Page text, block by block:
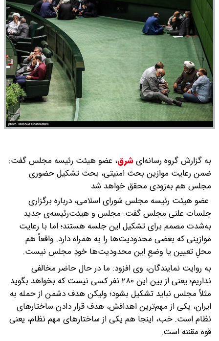
به گزارش گروه رسانه‌ایشرق، عضو هیئت رئیسه مجلس گفت:
ضمن رعایت موازین بحث امنیتی، بحث تشکیل حضوری
مجلس هم به‌زودی محقق خواهد شد
عضو هیئت رئیسه مجلس شورای اسلامی، درباره برگزاری
جلسات علنی مجلس گفت: مجلس و هیئت‌رئیسه‌ی جدید
به‌شدت مصمم برای تشکیل این جلسه هستند؛ اما با رعایت
موازینی که بعضی محدودیت‌ها را به همراه دارد. واقعاً هم
محلِ تعیین یا وضعِ این محدودیت‌ها خودِ مجلس نیست.
به روایت نمایندگان، وی افزود: ما در حال حاضر مخالفی
نداریم؛ یعنی از بین این ۲۸۰ نفر کسی نیست که بخواهد بگوید
مثلاً مجلس نباید تشکیل بشود؛ ولیکن هدف دشمن از حمله به
ایران، یکی از مهم‌ترین اهدافش، هدف قرار دادن ساختارهای
نظام است. خب، اینجا هم یکی از ساختارهای مهم نظام، یعنی
قوه مقننه است.